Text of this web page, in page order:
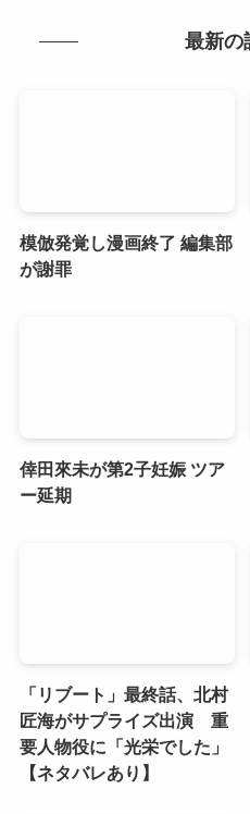
最新の
模倣発覚し漫画終了 編集部
が謝罪
倖田來未が第2子妊娠 ツア
ー延期
「リブート」最終話、北村
匠海がサプライズ出演 重
要人物役に「光栄でした」
【ネタバレあり】